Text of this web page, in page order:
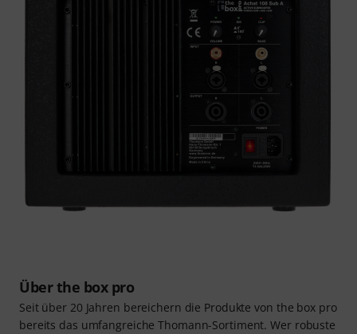
Über the box pro
Seit über 20 Jahren bereichern die Produkte von the box pro
bereits das umfangreiche Thomann-Sortiment. Wer robuste